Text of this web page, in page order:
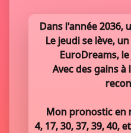
Dans l'année 2036,
Le jeudi se lève,
EuroDreams,
Avec des gains à
Mon pronostic en
4, 17, 30, 37, 39, 40,